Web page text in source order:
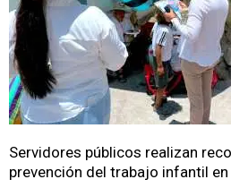
Servidores públicos realizan
prevención del trabajo infantil en